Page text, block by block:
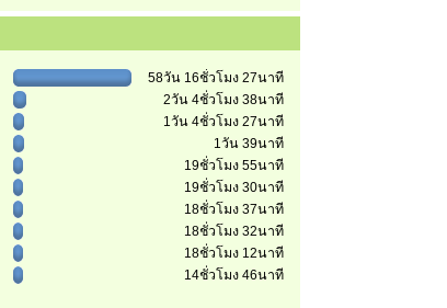
58วัน 16ชั่วโมง 27นาที
2วัน 4ชั่วโมง 38นาที
1วัน 4ชั่วโมง 27นาที
1วัน 39นาที
19ชั่วโมง 55นาที
19ชั่วโมง 30นาที
18ชั่วโมง 37นาที
18ชั่วโมง 32นาที
18ชั่วโมง 12นาที
14ชั่วโมง 46นาที